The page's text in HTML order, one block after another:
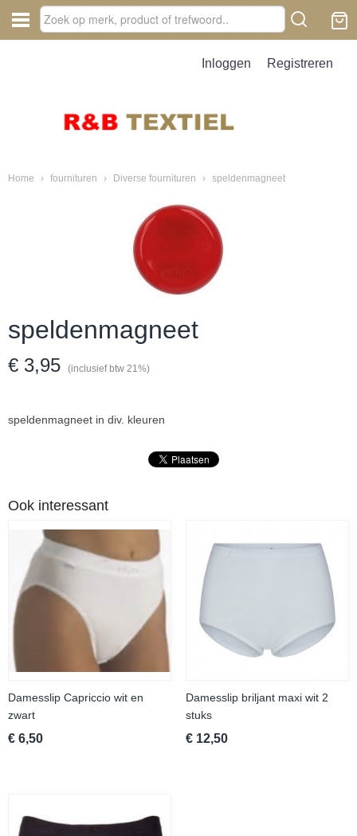
Inloggen Registreren
Home › fournituren › Diverse fournituren › speldenmagneet
speldenmagneet
€ 3,95 (inclusief btw 21%)
speldenmagneet in div. kleuren
Ook interessant
Damesslip Capriccio wit en
zwart
€ 6,50
Damesslip briljant maxi wit 2
stuks
€ 12,50